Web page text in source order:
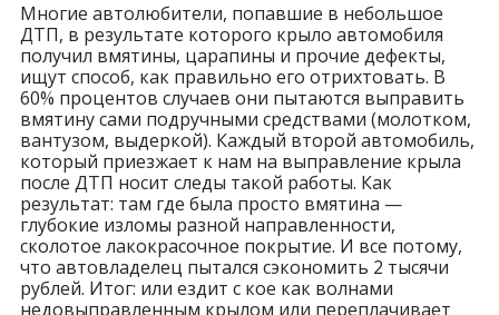
Многие автолюбители, попавшие в небольшое
ДТП, в результате которого крыло автомобиля
получил вмятины, царапины и прочие дефекты,
ищут способ, как правильно его отрихтовать. В
60% процентов случаев они пытаются выправить
вмятину сами подручными средствами (молотком,
вантузом, выдеркой). Каждый второй автомобиль,
который приезжает к нам на выправление крыла
после ДТП носит следы такой работы. Как
результат: там где была просто вмятина —
глубокие изломы разной направленности,
сколотое лакокрасочное покрытие. И все потому,
что автовладелец пытался сэкономить 2 тысячи
рублей. Итог: или ездит с кое как волнами
недовыправленным крылом или переплачивает